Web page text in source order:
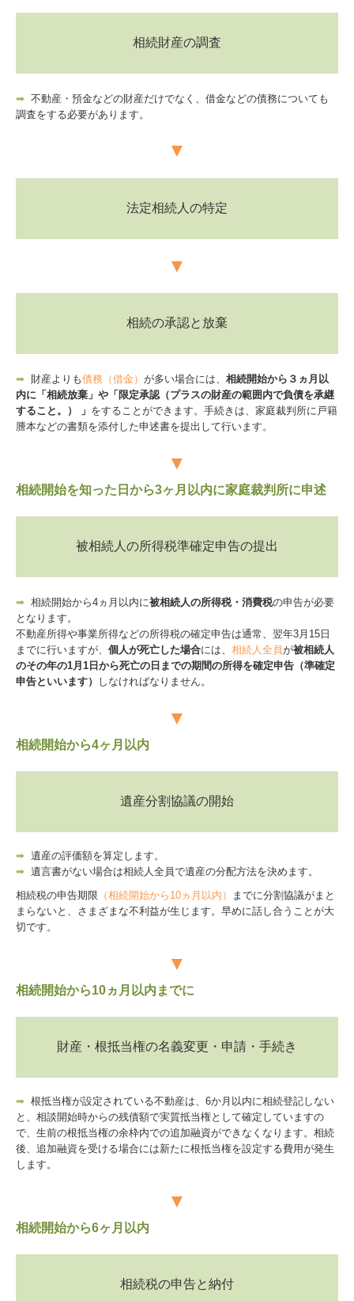
継続MASシステム
建設業用会計情報DB
個人情報保護方針
国の共済制度活用コーナー
相続財産の調査
➡ 不動産・預金などの財産だけでなく、借金などの債務についても
調査をする必要があります。
▼
法定相続人の特定
▼
相続の承認と放棄
➡ 財産よりも債務（借金） が多い場合には、 相続開始から３ヵ月以
内に「相続放棄」や「限定承認（プラスの財産の範囲内で負債を承継
すること。） 」 をすることができます。手続きは、家庭裁判所に戸籍
謄本などの書類を添付した申述書を提出して行います。
▼
相続開始を知った日から3ヶ月以内に家庭裁判所に申述
被相続人の所得税準確定申告の提出
➡ 相続開始から4ヵ月以内に被相続人の所得税・消費税の申告が必要
となります。
不動産所得や事業所得などの所得税の確定申告は通常、翌年3月15日
までに行いますが、 個人が死亡した場合には、 相続人全員が被相続人
のその年の1月1日から死亡の日までの期間の所得を確定申告（準確定
申告といいます）
しなければなりません。
▼
相続開始から4ヶ月以内
遺産分割協議の開始
➡ 遺産の評価額を算定します。
➡ 遺言書がない場合は相続人全員で遺産の分配方法を決めます。
相続税の申告期限 （相続開始から10ヵ月以内）
までに分割協議がまと
まらないと、さまざまな不利益が生じます。早めに話し合うことが大
切です。
▼
相続開始から10ヵ月以内までに
財産・根抵当権の名義変更・申請・手続き
➡ 根抵当権が設定されている不動産は、6か月以内に相続登記しない
と、相談開始時からの残債額で実質抵当権として確定していますの
で、生前の根抵当権の余枠内での追加融資ができなくなります。相続
後、追加融資を受ける場合には新たに根抵当権を設定する費用が発生
します。
▼
相続開始から6ヶ月以内
相続税の申告と納付